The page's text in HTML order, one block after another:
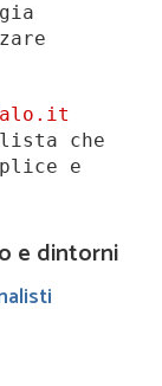
che
e
e dintorni